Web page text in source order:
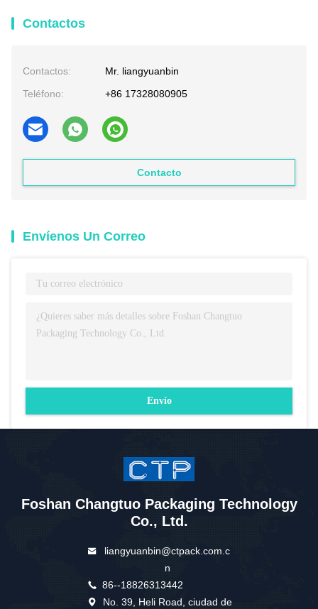
Contactos
Contactos:
Mr. liangyuanbin
Teléfono:
+86 17328080905
Contacto
Envíenos Un Correo
Envío
Foshan Changtuo Packaging Technology
Co., Ltd.
liangyuanbin@ctpack.com.c
n
86--18826313442
No. 39, Heli Road, ciudad de